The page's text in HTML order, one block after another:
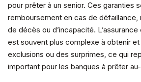
pour prêter à un senior. Ces garanties
remboursement en cas de défaillance,
de décès ou d’incapacité.
est souvent plus complexe à obtenir
exclusions ou des surprimes, ce qui
important pour les banques à prêter